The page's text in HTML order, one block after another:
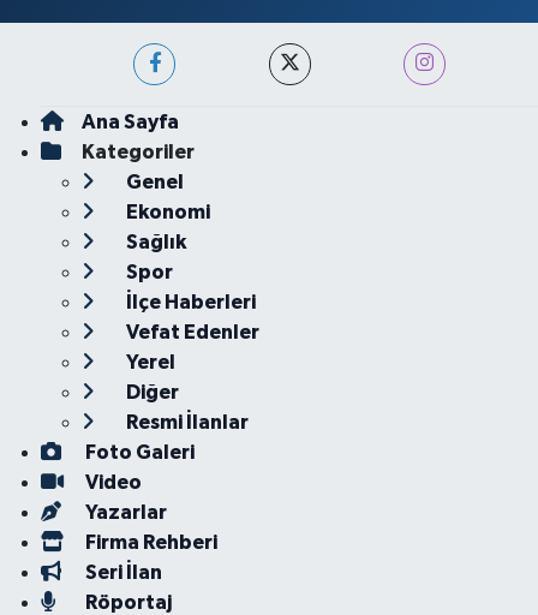
Ana Sayfa
Kategoriler
Genel
Ekonomi
Sağlık
Spor
İlçe Haberleri
Vefat Edenler
Yerel
Diğer
Resmi İlanlar
Foto Galeri
Video
Yazarlar
Firma Rehberi
Seri İlan
Röportaj